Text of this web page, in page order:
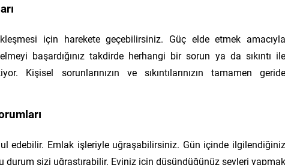
için harekete geçebilirsiniz. Güç elde etmek amacıyla
başardığınız takdirde herhangi bir sorun ya da sıkıntı ile
Kişisel sorunlarınızın ve sıkıntılarınızın tamamen geride
edebilir. Emlak işleriyle uğraşabilirsiniz. Gün içinde ilgilendiğiniz
durum sizi uğraştırabilir. Eviniz için düşündüğünüz şeyleri yapmak